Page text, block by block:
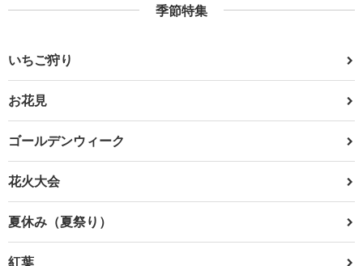
季節特集
いちご狩り
お花見
ゴールデンウィーク
花火大会
夏休み（夏祭り）
紅葉